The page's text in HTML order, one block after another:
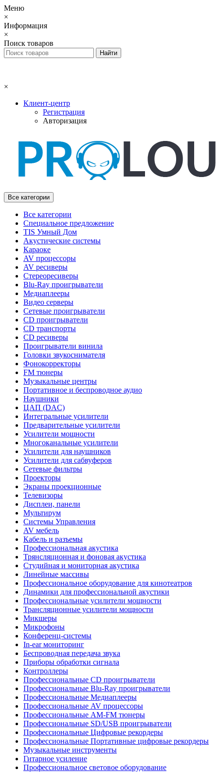
Меню
×
Информация
×
Поиск товаров
×
Клиент-центр
Регистрация
Авторизация
Все категории
Все категории
Специальное предложение
TIS Умный Дом
Акустические системы
Караоке
AV процессоры
AV ресиверы
Стереоресиверы
Blu-Ray проигрыватели
Медиаплееры
Видео серверы
Сетевые проигрыватели
CD проигрыватели
CD транспорты
CD ресиверы
Проигрыватели винила
Головки звукоснимателя
Фонокорректоры
FM тюнеры
Музыкальные центры
Портативное и беспроводное аудио
Наушники
ЦАП (DAC)
Интегральные усилители
Предварительные усилители
Усилители мощности
Многоканальные усилители
Усилители для наушников
Усилители для сабвуферов
Сетевые фильтры
Проекторы
Экраны проекционные
Телевизоры
Дисплеи, панели
Мультирум
Системы Управления
AV мебель
Кабель и разъемы
Профессиональная акустика
Трянсляционная и фоновая акустика
Студийная и мониторная акустика
Линейные массивы
Профессиональное оборудование для кинотеатров
Динамики для профессиональной акустики
Профессиональные усилители мощности
Трансляционные усилители мощности
Микшеры
Микрофоны
Конференц-системы
In-ear мониторинг
Беспроводная передача звука
Приборы обработки сигнала
Контроллеры
Профессиональные СD проигрыватели
Профессиональные Blu-Ray проигрыватели
Профессиональные Медиаплееры
Профессиональные AV процессоры
Профессиональные AM-FM тюнеры
Профессиональные SD/USB проигрыватели
Профессиональные Цифровые рекордеры
Профессиональные Портативные цифровые рекордеры
Музыкальные инструменты
Гитарное усиление
Профессиональное световое оборудование